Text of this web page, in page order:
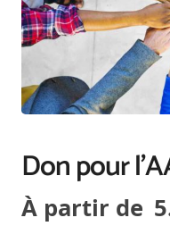
Don pour
À partir de